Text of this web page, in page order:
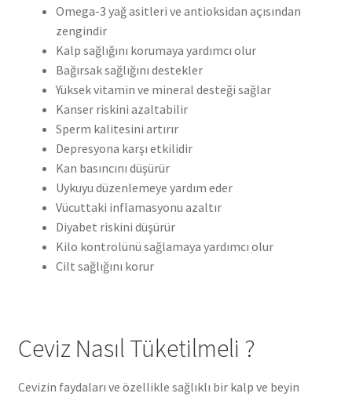
Omega-3 yağ asitleri ve antioksidan açısından
zengindir
Kalp sağlığını korumaya yardımcı olur
Bağırsak sağlığını destekler
Yüksek vitamin ve mineral desteği sağlar
Kanser riskini azaltabilir
Sperm kalitesini artırır
Depresyona karşı etkilidir
Kan basıncını düşürür
Uykuyu düzenlemeye yardım eder
Vücuttaki inflamasyonu azaltır
Diyabet riskini düşürür
Kilo kontrolünü sağlamaya yardımcı olur
Cilt sağlığını korur
Ceviz Nasıl Tüketilmeli ?
Cevizin faydaları ve özellikle sağlıklı bir kalp ve beyin